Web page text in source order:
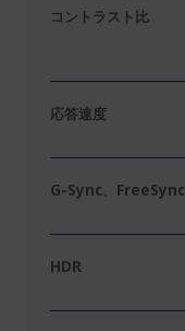
コントラスト比
応答速度
G-Sync、FreeSync
HDR